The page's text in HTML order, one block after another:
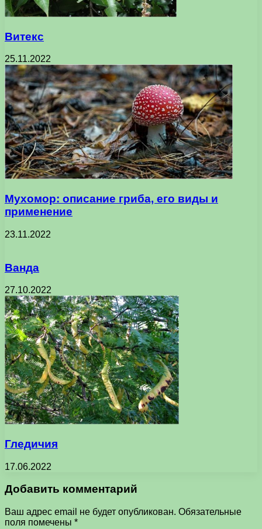
Витекс
25.11.2022
Мухомор: описание гриба, его виды и
применение
23.11.2022
Ванда
27.10.2022
Гледичия
17.06.2022
Добавить комментарий
Ваш адрес email не будет опубликован. Обязательные
поля помечены *